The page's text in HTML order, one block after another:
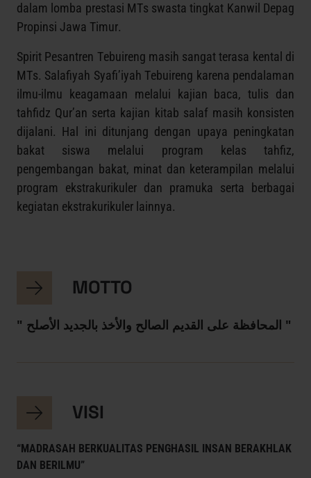
dalam lomba prestasi MTs swasta tingkat Kanwil Depag
Propinsi Jawa Timur.
Spirit Pesantren Tebuireng masih sangat terasa kental di
MTs. Salafiyah Syafi’iyah Tebuireng karena pendalaman
ilmu-ilmu keagamaan melalui kajian baca, tulis dan
tahfidz Qur’an serta kajian kitab salaf masih konsisten
dijalani. Hal ini ditunjang dengan upaya peningkatan
bakat siswa melalui program kelas tahfiz,
pengembangan bakat, minat dan keterampilan melalui
program ekstrakurikuler dan pramuka serta berbagai
kegiatan ekstrakurikuler lainnya.
MOTTO
" المحافظة على القديم الصالح والأخذ بالجديد الأصلح "
VISI
“MADRASAH BERKUALITAS PENGHASIL INSAN BERAKHLAK
DAN BERILMU”